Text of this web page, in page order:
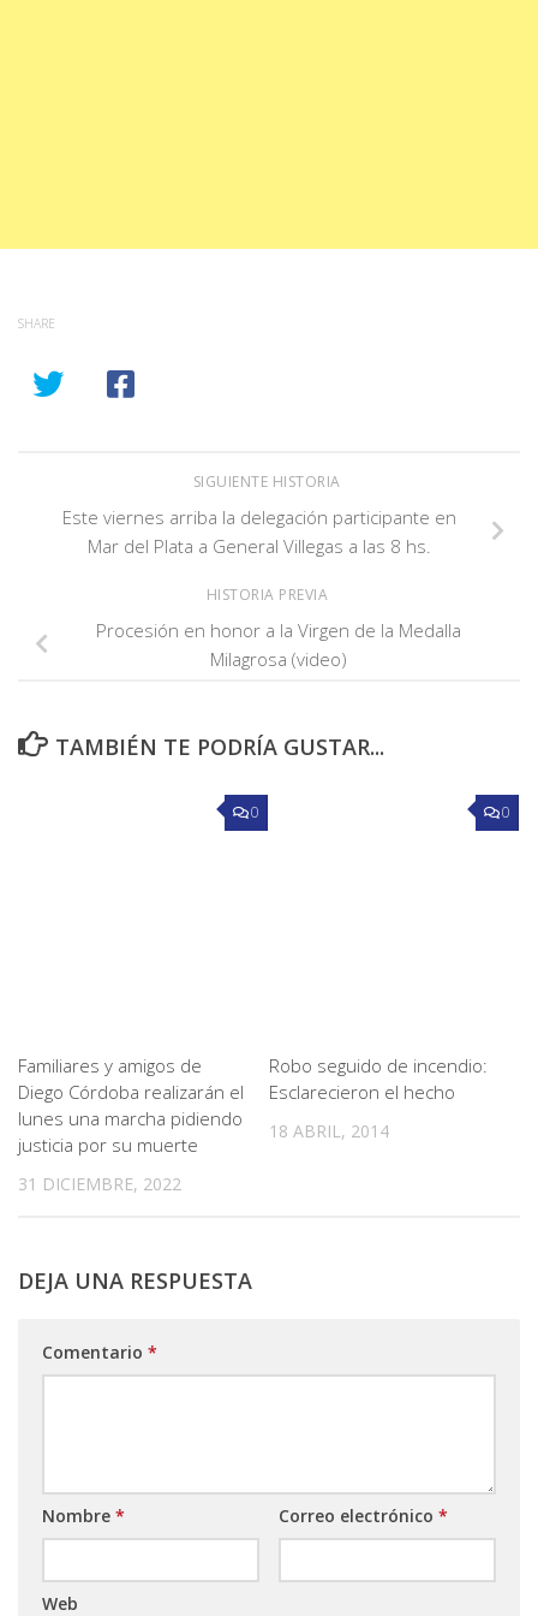
SHARE
SIGUIENTE HISTORIA
Este viernes arriba la delegación participante en
Mar del Plata a General Villegas a las 8 hs.
HISTORIA PREVIA
Procesión en honor a la Virgen de la Medalla
Milagrosa (video)
TAMBIÉN TE PODRÍA GUSTAR...
0
Familiares y amigos de
Diego Córdoba realizarán el
lunes una marcha pidiendo
justicia por su muerte
31 DICIEMBRE, 2022
0
Robo seguido de incendio:
Esclarecieron el hecho
18 ABRIL, 2014
DEJA UNA RESPUESTA
Comentario *
Nombre * Correo electrónico *
Web